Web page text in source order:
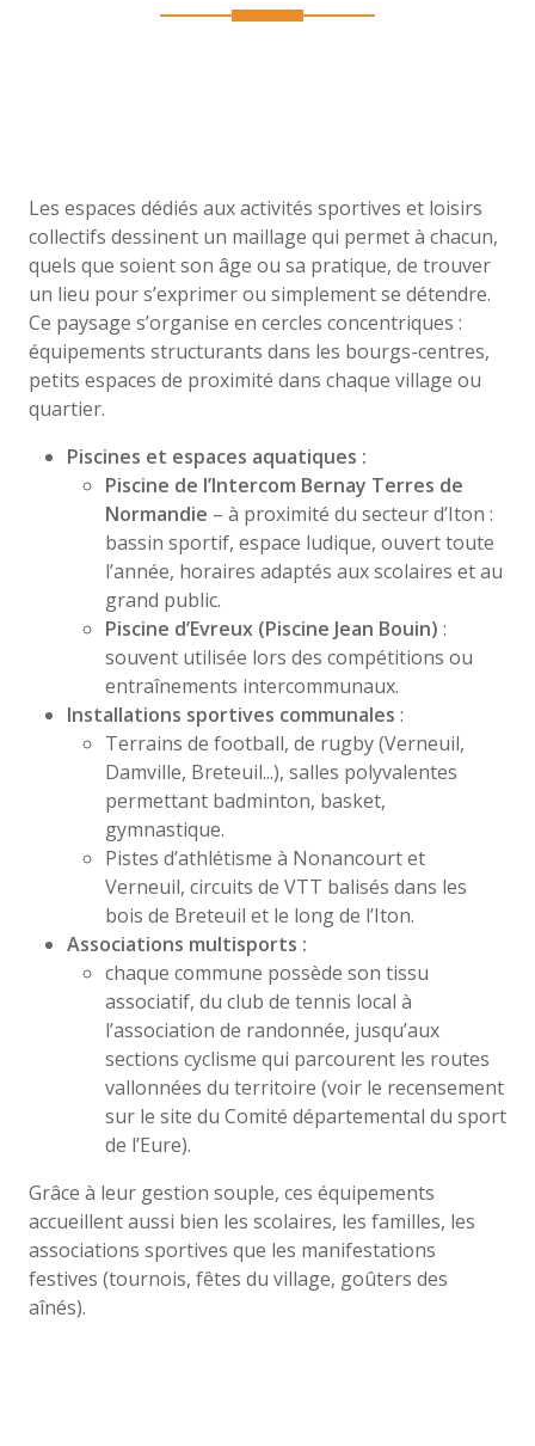
Les espaces dédiés aux activités sportives et loisirs
collectifs dessinent un maillage qui permet à chacun,
quels que soient son âge ou sa pratique, de trouver
un lieu pour s’exprimer ou simplement se détendre.
Ce paysage s’organise en cercles concentriques :
équipements structurants dans les bourgs-centres,
petits espaces de proximité dans chaque village ou
quartier.
Piscines et espaces aquatiques :
Piscine de l’Intercom Bernay Terres de
Normandie – à proximité du secteur d’Iton :
bassin sportif, espace ludique, ouvert toute
l’année, horaires adaptés aux scolaires et au
grand public.
Piscine d’Evreux (Piscine Jean Bouin) :
souvent utilisée lors des compétitions ou
entraînements intercommunaux.
Installations sportives communales :
Terrains de football, de rugby (Verneuil,
Damville, Breteuil...), salles polyvalentes
permettant badminton, basket,
gymnastique.
Pistes d’athlétisme à Nonancourt et
Verneuil, circuits de VTT balisés dans les
bois de Breteuil et le long de l’Iton.
Associations multisports :
chaque commune possède son tissu
associatif, du club de tennis local à
l’association de randonnée, jusqu’aux
sections cyclisme qui parcourent les routes
vallonnées du territoire (voir le recensement
sur le site du Comité départemental du sport
de l’Eure).
Grâce à leur gestion souple, ces équipements
accueillent aussi bien les scolaires, les familles, les
associations sportives que les manifestations
festives (tournois, fêtes du village, goûters des
aînés).